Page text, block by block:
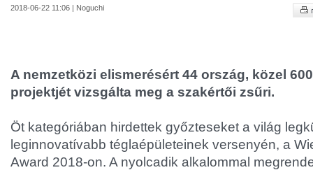
2018-06-22 11:06 | Noguchi
A nemzetközi elismerésért 44 ország, közel
projektjét vizsgálta meg a szakértői zsűri.
Öt kategóriában hirdettek győzteseket a világ
leginnovatívabb téglaépületeinek versenyén, a
Award 2018-on. A nyolcadik alkalommal